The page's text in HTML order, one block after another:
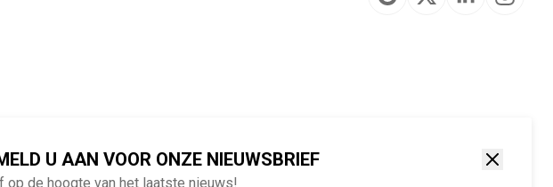
U AAN VOOR ONZE NIEUWSBRIEF
op de hoogte van het laatste nieuws!